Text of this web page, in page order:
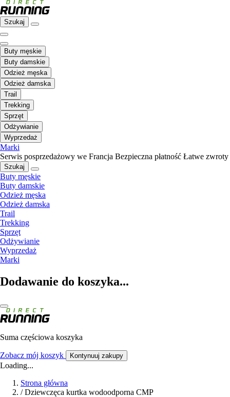
Szukaj
Buty męskie
Buty damskie
Odzież męska
Odzież damska
Trail
Trekking
Sprzęt
Odżywianie
Wyprzedaż
Marki
Serwis posprzedażowy we Francja Bezpieczna płatność Łatwe zwroty
Szukaj
Buty męskie
Buty damskie
Odzież męska
Odzież damska
Trail
Trekking
Sprzęt
Odżywianie
Wyprzedaż
Marki
Dodawanie do koszyka...
Suma częściowa koszyka
Zobacz mój koszyk Kontynuuj zakupy
Loading...
Strona główna
/ Dziewczęca kurtka wodoodporna CMP